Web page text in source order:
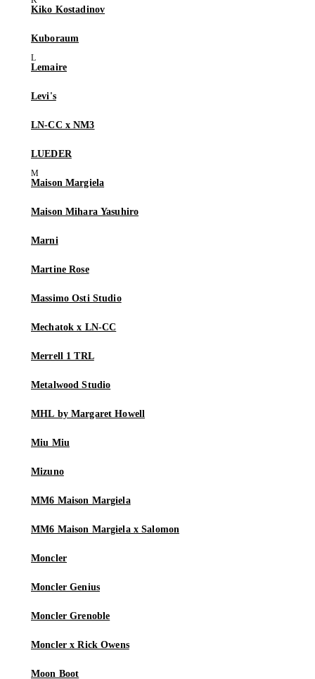
Kiko Kostadinov
Kuboraum
Lemaire
Levi's
LN-CC x NM3
LUEDER
Maison Margiela
Maison Mihara Yasuhiro
Marni
Martine Rose
Massimo Osti Studio
Mechatok x LN-CC
Merrell 1 TRL
Metalwood Studio
MHL by Margaret Howell
Miu Miu
Mizuno
MM6 Maison Margiela
MM6 Maison Margiela x Salomon
Moncler
Moncler Genius
Moncler Grenoble
Moncler x Rick Owens
Moon Boot